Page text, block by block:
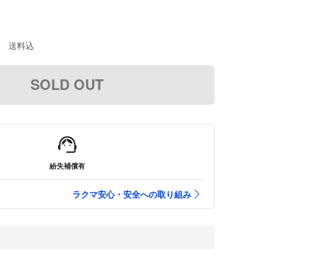
送料込
SOLD OUT
紛失補償有
ラクマ安心・安全への取り組み